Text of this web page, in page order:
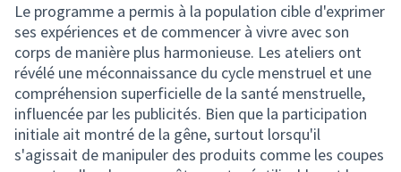
Le programme a permis à la population cible d'exprimer
ses expériences et de commencer à vivre avec son
corps de manière plus harmonieuse. Les ateliers ont
révélé une méconnaissance du cycle menstruel et une
compréhension superficielle de la santé menstruelle,
influencée par les publicités. Bien que la participation
initiale ait montré de la gêne, surtout lorsqu'il
s'agissait de manipuler des produits comme les coupes